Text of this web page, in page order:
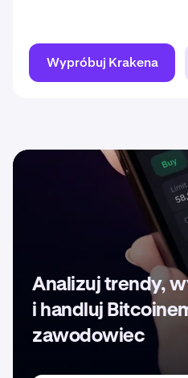
Wypróbuj Krakena
Analizuj trendy,
i handluj
zawodowiec